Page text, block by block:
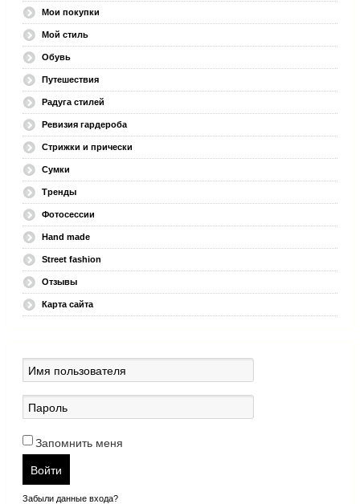
Мои покупки
Мой стиль
Обувь
Путешествия
Радуга стилей
Ревизия гардероба
Стрижки и прически
Сумки
Тренды
Фотосессии
Hand made
Street fashion
Отзывы
Карта сайта
Запомнить меня
Войти
Забыли данные входа?